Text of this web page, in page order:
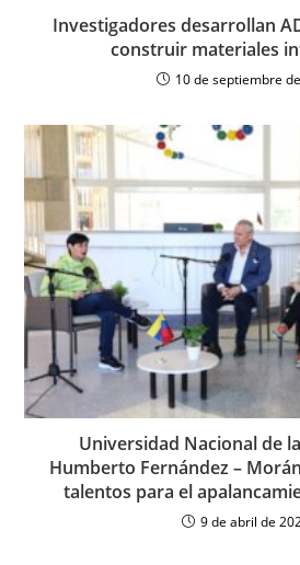
Investigadores desarrollan
construir materiales
10 de septiembre
Universidad Nacional de
Humberto Fernández –
talentos para el
9 de abril de